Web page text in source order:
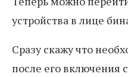
устройства в лице
Сразу скажу что
после его включения